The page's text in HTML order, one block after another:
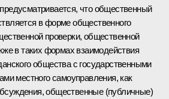
что общественный
в форме общественного
проверки, общественной
в таких формах взаимодействия
общества с государственными
местного самоуправления, как
общественные (публичные)